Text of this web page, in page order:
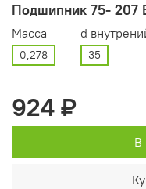
Подшипник 75- 207
Масса
0,278
d
35
924 ₽
В